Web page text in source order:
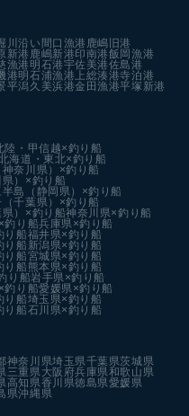
川沿い 間口漁港 鹿嶋旧港
新港 鹿嶋新港印南港飯岡漁港
漁港 明石港宇佐美港佐島港
港明石浦漁港 上総湊港寺泊港
平潟久美浜港金田漁港平塚新港
陸・甲信越×釣り船
海道・東北×釣り船
奈川県）×釣り船
）×釣り船
半島（静岡県）×釣り船
千葉県）×釣り船
県）×釣り船神奈川県×釣り船
釣り船兵庫県×釣り船
り船福井県×釣り船
り船 新潟県×釣り船
り船宮城県×釣り船
り船 熊本県×釣り船
り船岩手県×釣り船
釣り船愛媛県×釣り船
り船埼玉県×釣り船
り船石川県×釣り船
神奈川県埼玉県千葉県茨城県
三重県大阪府兵庫県和歌山県
高知県香川県徳島県愛媛県
県沖縄県